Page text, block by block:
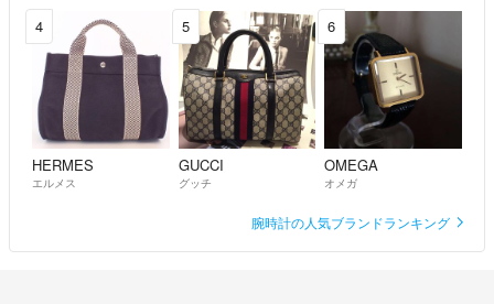
からはどんなお取り引きでも良いを付けております。
感情的に悪いコメントを書くことはいたしません。
お互いが気に入ったお品物を介して、気持ちの良いお取引が出来れば嬉
しく思います。
4
HERMES
エルメス
5
GUCCI
グッチ
6
OMEGA
オメガ
腕時計の人気ブランドランキング